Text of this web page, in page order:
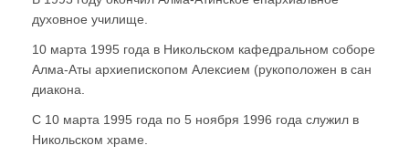
духовное училище.
10 марта 1995 года в Никольском кафедральном соборе
Алма-Аты архиепископом Алексием (рукоположен в сан
диакона.
С 10 марта 1995 года по 5 ноября 1996 года служил в
Никольском храме.